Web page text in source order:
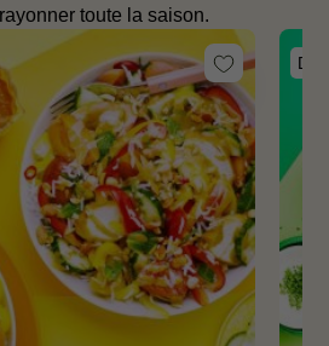
toute la saison.
De